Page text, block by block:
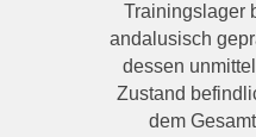
Trainingslager
andalusisch
dessen
Zustand
dem